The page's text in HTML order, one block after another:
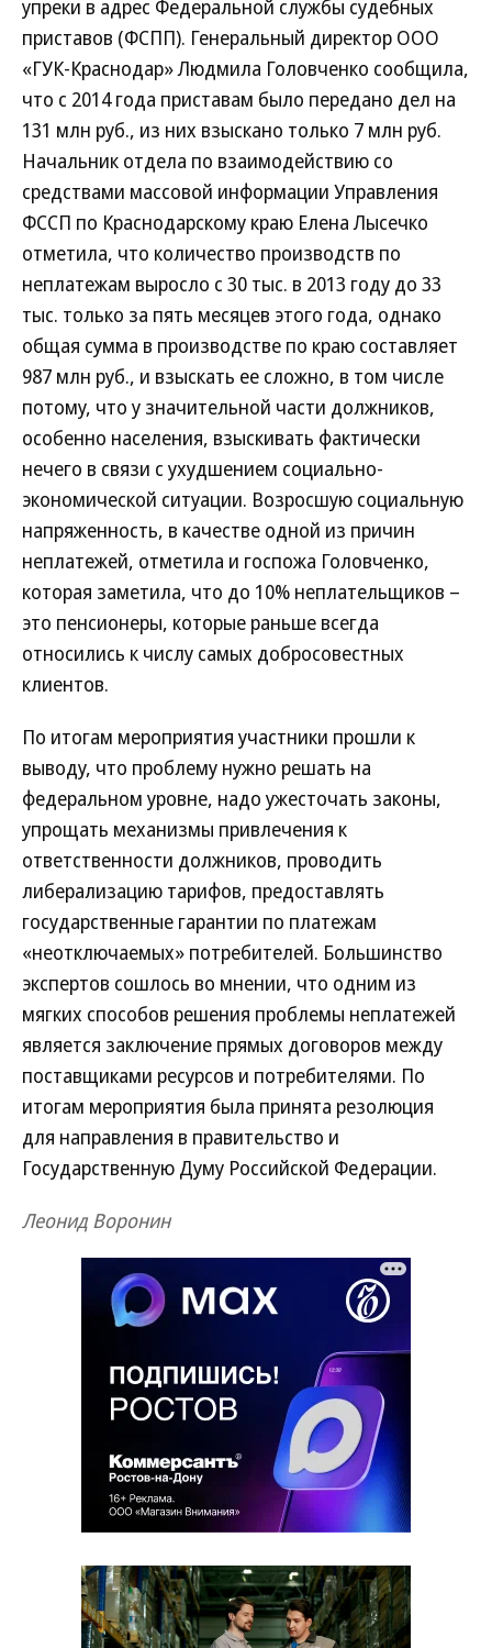
упреки в адрес Федеральной службы судебных
приставов (ФСПП). Генеральный директор ООО
«ГУК-Краснодар» Людмила Головченко сообщила,
что с 2014 года приставам было передано дел на
131 млн руб., из них взыскано только 7 млн руб.
Начальник отдела по взаимодействию со
средствами массовой информации Управления
ФСCП по Краснодарскому краю Елена Лысечко
отметила, что количество производств по
неплатежам выросло с 30 тыс. в 2013 году до 33
тыс. только за пять месяцев этого года, однако
общая сумма в производстве по краю составляет
987 млн руб., и взыскать ее сложно, в том числе
потому, что у значительной части должников,
особенно населения, взыскивать фактически
нечего в связи с ухудшением социально-
экономической ситуации. Возросшую социальную
напряженность, в качестве одной из причин
неплатежей, отметила и госпожа Головченко,
которая заметила, что до 10% неплательщиков –
это пенсионеры, которые раньше всегда
относились к числу самых добросовестных
клиентов.
По итогам мероприятия участники прошли к
выводу, что проблему нужно решать на
федеральном уровне, надо ужесточать законы,
упрощать механизмы привлечения к
ответственности должников, проводить
либерализацию тарифов, предоставлять
государственные гарантии по платежам
«неотключаемых» потребителей. Большинство
экспертов сошлось во мнении, что одним из
мягких способов решения проблемы неплатежей
является заключение прямых договоров между
поставщиками ресурсов и потребителями. По
итогам мероприятия была принята резолюция
для направления в правительство и
Государственную Думу Российской Федерации.
Леонид Воронин